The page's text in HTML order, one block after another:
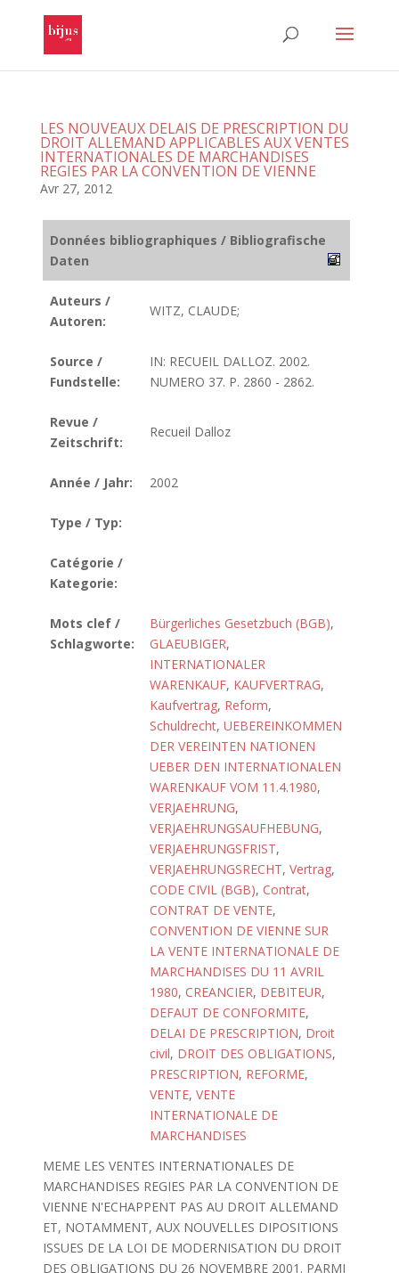
LES NOUVEAUX DELAIS DE PRESCRIPTION DU
DROIT ALLEMAND APPLICABLES AUX VENTES
INTERNATIONALES DE MARCHANDISES
REGIES PAR LA CONVENTION DE VIENNE
Avr 27, 2012
Données bibliographiques / Bibliografische
Daten
Auteurs /
Autoren:
WITZ, CLAUDE;
Source /
Fundstelle:
IN: RECUEIL DALLOZ. 2002.
NUMERO 37. P. 2860 - 2862.
Revue /
Zeitschrift:
Recueil Dalloz
Année / Jahr: 2002
Type / Typ:
Catégorie /
Kategorie:
Mots clef /
Schlagworte:
Bürgerliches Gesetzbuch (BGB),
GLAEUBIGER,
INTERNATIONALER
WARENKAUF, KAUFVERTRAG,
Kaufvertrag, Reform,
Schuldrecht, UEBEREINKOMMEN
DER VEREINTEN NATIONEN
UEBER DEN INTERNATIONALEN
WARENKAUF VOM 11.4.1980,
VERJAEHRUNG,
VERJAEHRUNGSAUFHEBUNG,
VERJAEHRUNGSFRIST,
VERJAEHRUNGSRECHT, Vertrag,
CODE CIVIL (BGB), Contrat,
CONTRAT DE VENTE,
CONVENTION DE VIENNE SUR
LA VENTE INTERNATIONALE DE
MARCHANDISES DU 11 AVRIL
1980, CREANCIER, DEBITEUR,
DEFAUT DE CONFORMITE,
DELAI DE PRESCRIPTION, Droit
civil, DROIT DES OBLIGATIONS,
PRESCRIPTION, REFORME,
VENTE, VENTE
INTERNATIONALE DE
MARCHANDISES
MEME LES VENTES INTERNATIONALES DE
MARCHANDISES REGIES PAR LA CONVENTION DE
VIENNE N'ECHAPPENT PAS AU DROIT ALLEMAND
ET, NOTAMMENT, AUX NOUVELLES DIPOSITIONS
ISSUES DE LA LOI DE MODERNISATION DU DROIT
DES OBLIGATIONS DU 26 NOVEMBRE 2001. PARMI